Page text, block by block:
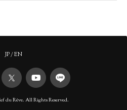
JP/EN
du Rêve. All Rights Reserved.